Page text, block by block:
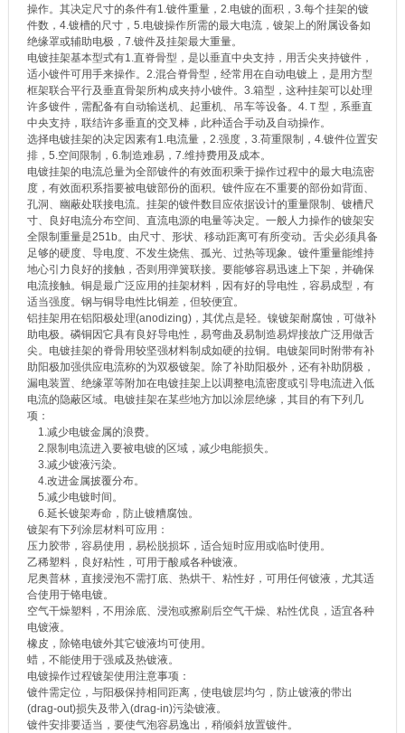
操作。其决定尺寸的条件有1.镀件重量，2.电镀的面积，3.每个挂架的镀
件数，4.镀槽的尺寸，5.电镀操作所需的最大电流，镀架上的附属设备如
绝缘罩或辅助电极，7.镀件及挂架最大重量。
电镀挂架基本型式有1.直脊骨型，是以垂直中央支持，用舌尖夹持镀件，
适小镀件可用手来操作。2.混合脊骨型，经常用在自动电镀上，是用方型
框架联合平行及垂直骨架所构成夹持小镀件。3.箱型，这种挂架可以处理
许多镀件，需配备有自动输送机、起重机、吊车等设备。4.Ｔ型，系垂直
中央支持，联结许多垂直的交叉棒，此种适合手动及自动操作。
选择电镀挂架的决定因素有1.电流量，2.强度，3.荷重限制，4.镀件位置安
排，5.空间限制，6.制造难易，7.维持费用及成本。
电镀挂架的电流总量为全部镀件的有效面积乘于操作过程中的最大电流密
度，有效面积系指要被电镀部份的面积。镀件应在不重要的部份如背面、
孔洞、幽蔽处联接电流。挂架的镀件数目应依据设计的重量限制、镀槽尺
寸、良好电流分布空间、直流电源的电量等决定。一般人力操作的镀架安
全限制重量是251b。由尺寸、形状、移动距离可有所变动。舌尖必须具备
足够的硬度、导电度、不发生烧焦、孤光、过热等现象。镀件重量能维持
地心引力良好的接触，否则用弹簧联接。要能够容易迅速上下架，并确保
电流接触。铜是最广泛应用的挂架材料，因有好的导电性，容易成型，有
适当强度。钢与铜导电性比铜差，但较便宜。
铝挂架用在铝阳极处理(anodizing)，其优点是轻。镍镀架耐腐蚀，可做补
助电极。磷铜因它具有良好导电性，易弯曲及易制造易焊接故广泛用做舌
尖。电镀挂架的脊骨用较坚强材料制成如硬的拉铜。电镀架同时附带有补
助阳极加强供应电流称的为双极镀架。除了补助阳极外，还有补助阴极，
漏电装置、绝缘罩等附加在电镀挂架上以调整电流密度或引导电流进入低
电流的隐蔽区域。电镀挂架在某些地方加以涂层绝缘，其目的有下列几
项：
1.减少电镀金属的浪费。
2.限制电流进入要被电镀的区域，减少电能损失。
3.减少镀液污染。
4.改进金属披覆分布。
5.减少电镀时间。
6.延长镀架寿命，防止镀糟腐蚀。
镀架有下列涂层材料可应用：
压力胶带，容易使用，易松脱损坏，适合短时应用或临时使用。
乙稀塑料，良好粘性，可用于酸咸各种镀液。
尼奥普林，直接浸泡不需打底、热烘干、粘性好，可用任何镀液，尤其适
合使用于铬电镀。
空气干燥塑料，不用涂底、浸泡或擦刷后空气干燥、粘性优良，适宜各种
电镀液。
橡皮，除铬电镀外其它镀液均可使用。
蜡，不能使用于强咸及热镀液。
电镀操作过程镀架使用注意事项：
镀件需定位，与阳极保持相同距离，使电镀层均匀，防止镀液的带出
(drag-out)损失及带入(drag-in)污染镀液。
镀件安排要适当，要使气泡容易逸出，稍倾斜放置镀件。